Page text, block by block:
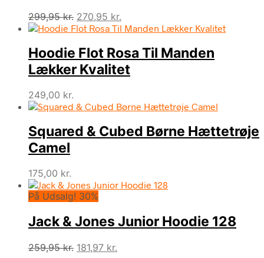
299,95kr. Den
oprindelige
var:
299,95 kr..
270,95 kr.
aktuelle
er:
270,95 kr..
Hoodie Flot Rosa Til Manden
Lækker Kvalitet
249,00 kr.
Squared & Cubed Børne Hættetrøje
Camel
175,00 kr.
På Udsalg! 30%
Jack & Jones Junior Hoodie 128
259,95kr. Den
181,97 kr.